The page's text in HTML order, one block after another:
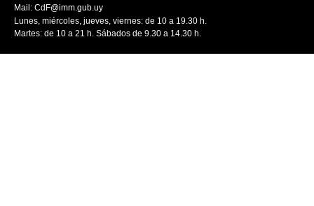
Mail: CdF@imm.gub.uy
Lunes, miércoles, jueves, viernes: de 10 a 19.30 h.
Martes: de 10 a 21 h. Sábados de 9.30 a 14.30 h.